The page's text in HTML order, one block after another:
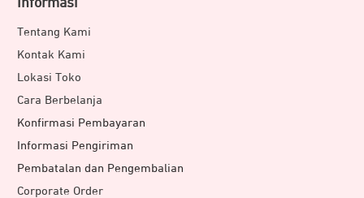
Informasi
Tentang Kami
Kontak Kami
Lokasi Toko
Cara Berbelanja
Konfirmasi Pembayaran
Informasi Pengiriman
Pembatalan dan Pengembalian
Corporate Order